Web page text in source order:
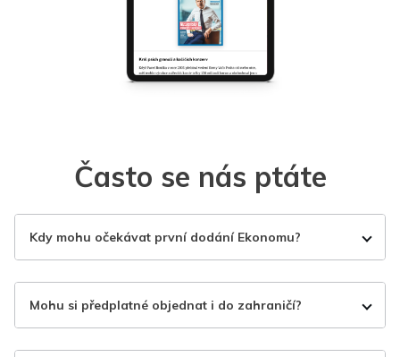
Často se nás ptáte
Kdy mohu očekávat první dodání Ekonomu?
Mohu si předplatné objednat i do zahraničí?